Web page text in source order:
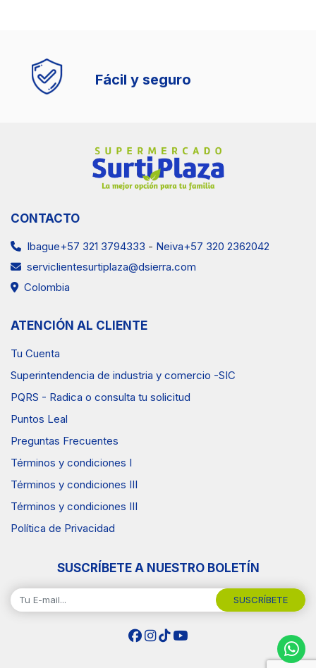
Fácil y seguro
CONTACTO
Ibague+57 321 3794333 - Neiva+57 320 2362042
serviclientesurtiplaza@dsierra.com
Colombia
ATENCIÓN AL CLIENTE
Tu Cuenta
Superintendencia de industria y comercio -SIC
PQRS - Radica o consulta tu solicitud
Puntos Leal
Preguntas Frecuentes
Términos y condiciones I
Términos y condiciones III
Términos y condiciones III
Política de Privacidad
SUSCRÍBETE A NUESTRO BOLETÍN
SUSCRÍBETE